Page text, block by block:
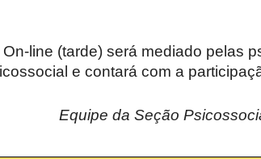
line (tarde) será mediado pelas
e contará com a
Equipe da Seção